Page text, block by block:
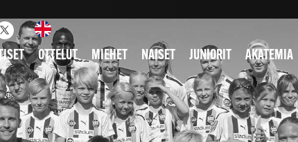
OTTELUT MIEHET NAISET JUNIORIT AKATEMIA